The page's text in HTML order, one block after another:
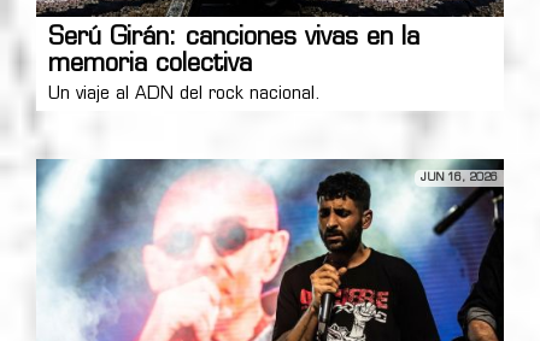
Serú Girán: canciones vivas en la
memoria colectiva
Un viaje al ADN del rock nacional.
JUN 16, 2026